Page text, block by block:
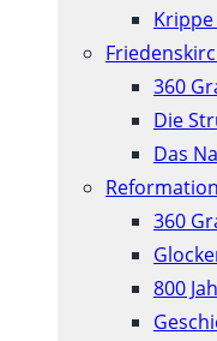
360
Die
Das
360
800